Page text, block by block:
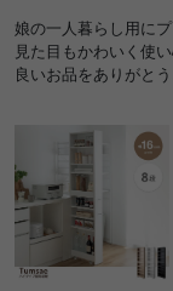
娘の一人暮らし用に
見た目もかわいく使
良いお品をありがとう